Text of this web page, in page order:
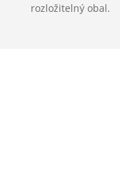
rozložitelný obal.